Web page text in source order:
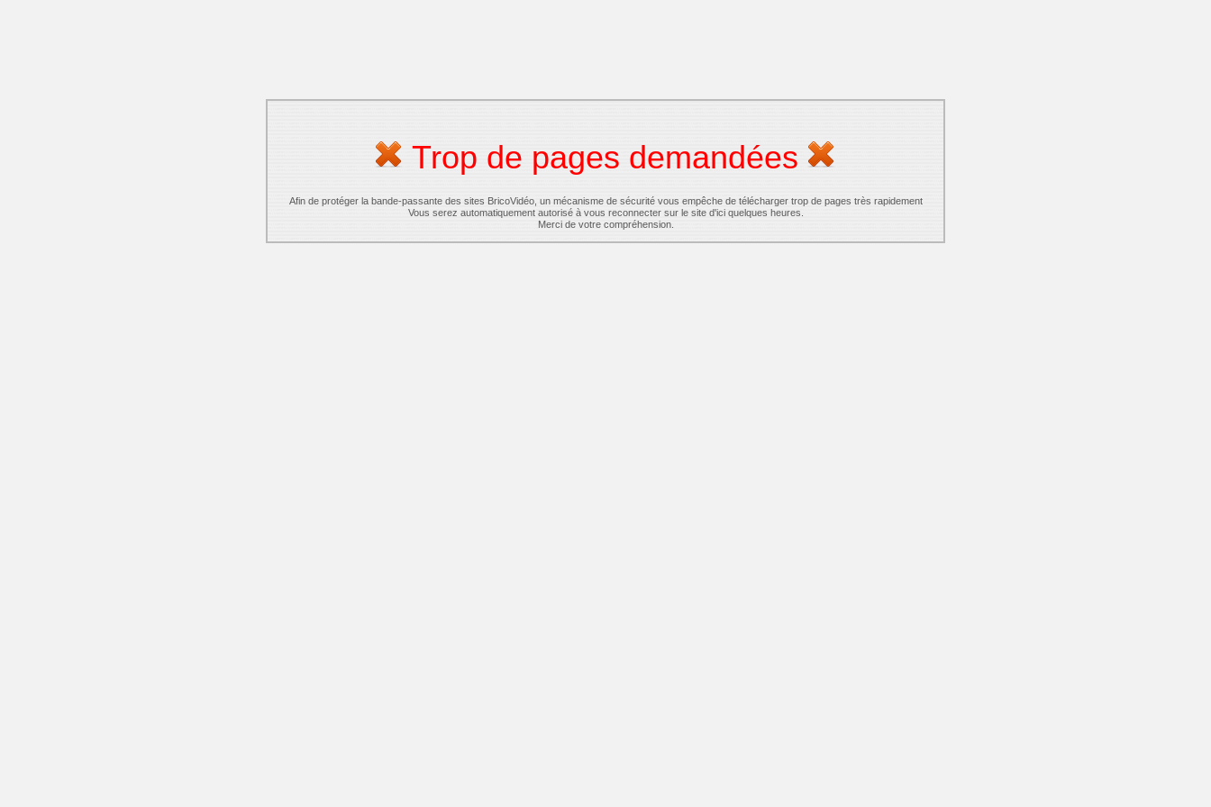
Trop de pages demandées
Afin de protéger la bande-passante des sites BricoVidéo, un mécanisme de sécurité vous empêche de télécharger trop de pages très rapidement
Vous serez automatiquement autorisé à vous reconnecter sur le site d'ici quelques heures.
Merci de votre compréhension.